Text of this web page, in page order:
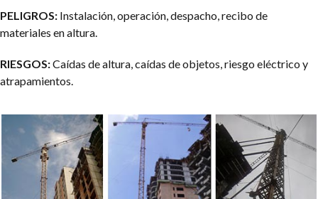
PELIGROS: Instalación, operación, despacho, recibo de
materiales en altura.
RIESGOS:Caídas de altura, caídas de objetos, riesgo eléctrico y
atrapamientos.